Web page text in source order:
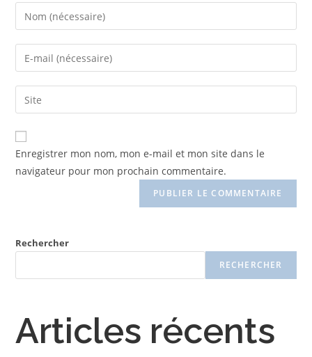
Enregistrer mon nom, mon e-mail et mon site dans le
navigateur pour mon prochain commentaire.
Rechercher
RECHERCHER
Articles récents